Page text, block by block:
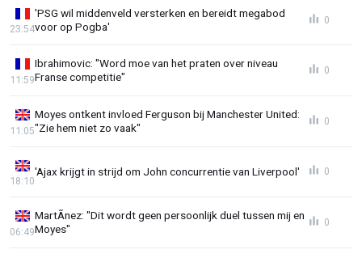
'PSG wil middenveld versterken en bereidt megabod
voor op Pogba'
23:54
0
Ibrahimovic: "Word moe van het praten over niveau
Franse competitie"
11:59
0
Moyes ontkent invloed Ferguson bij Manchester United:
"Zie hem niet zo vaak"
11:05
0
'Ajax krijgt in strijd om John concurrentie van Liverpool'
18:10
0
MartÃ­nez: "Dit wordt geen persoonlijk duel tussen mij en
Moyes"
06:49
0